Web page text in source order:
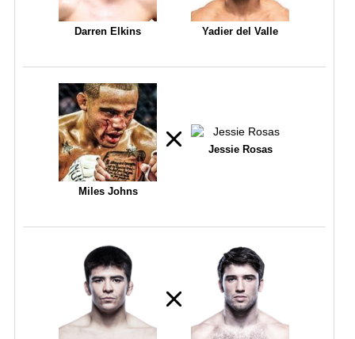
Darren Elkins Yadier del Valle
Miles Johns
Jessie Rosas